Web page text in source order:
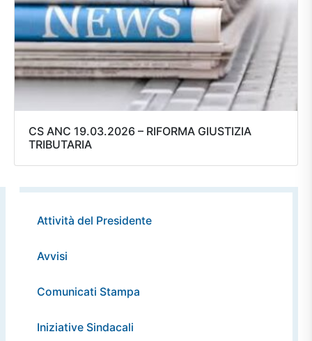
CS ANC 19.03.2026 – RIFORMA GIUSTIZIA
TRIBUTARIA
Attività del Presidente
Avvisi
Comunicati Stampa
Iniziative Sindacali